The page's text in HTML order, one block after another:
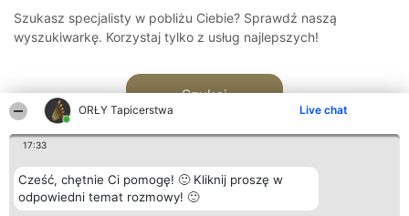
ORŁY Tapicerstwa Live chat
17:33
Cześć, chętnie Ci pomogę! 🙂 Kliknij proszę w
odpowiedni temat rozmowy! 🙂
Szukasz specjalisty w pobliżu Ciebie? Sprawdź naszą
wyszukiwarkę. Korzystaj tylko z usług najlepszych!
Szukaj